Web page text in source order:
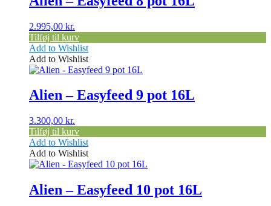
2.995,00 kr.
Tilføj til kurv
Add to Wishlist
Add to Wishlist
Alien – Easyfeed 9 pot 16L
3.300,00 kr.
Tilføj til kurv
Add to Wishlist
Add to Wishlist
Alien – Easyfeed 10 pot 16L